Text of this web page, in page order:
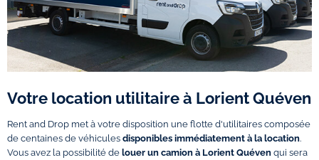
Votre location utilitaire à Lorient Quéven
Rent and Drop met à votre disposition une flotte d'utilitaires composée
de centaines de véhicules disponibles immédiatement à la location.
Vous avez la possibilité de louer un camion à Lorient Quéven qui sera